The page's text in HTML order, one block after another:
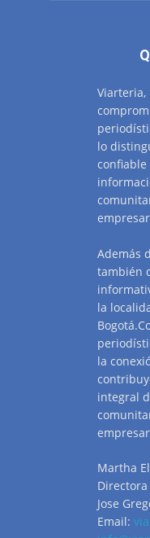
lo
confiable
Además
también
la
la
integral
Martha
Directora
Jose
Email: